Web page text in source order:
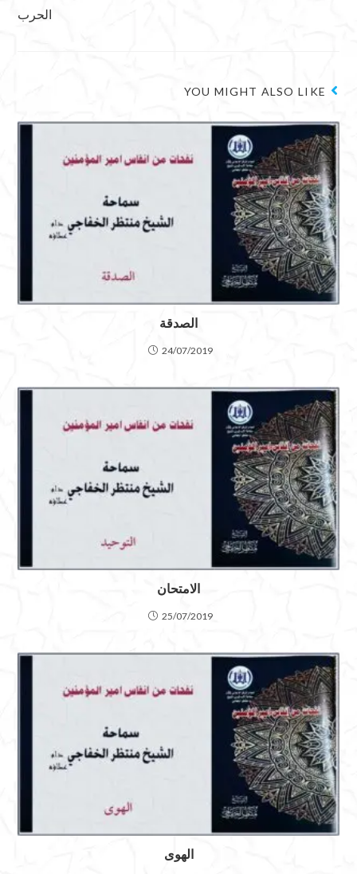
الحرب
YOU MIGHT ALSO LIKE
الصدقة
24/07/2019
الامتحان
25/07/2019
الهوى